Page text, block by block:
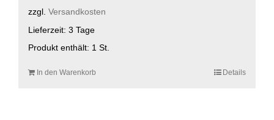
zzgl. Versandkosten
Lieferzeit: 3 Tage
Produkt enthält: 1 St.
In den Warenkorb Details